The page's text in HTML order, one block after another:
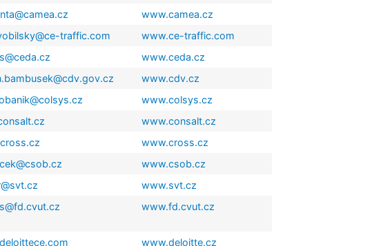
www.camea.cz
traffic.com
www.ce-traffic.com
www.ceda.cz
www.cdv.cz
www.colsys.cz
www.consalt.cz
www.cross.cz
www.csob.cz
www.svt.cz
www.fd.cvut.cz
www.deloitte.cz